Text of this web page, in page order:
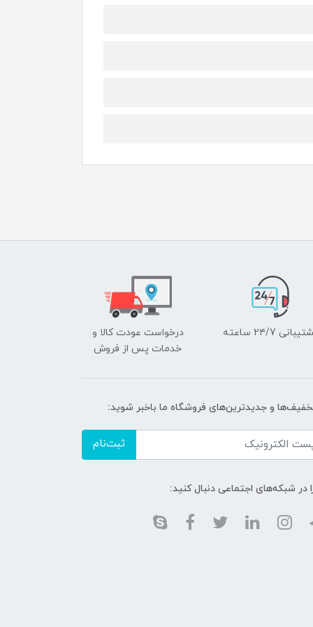
۲۴/7 ساعته
درخواست عودت کالا و
خدمات پس از فروش
و جدیدترین‌های فروشگاه ما باخبر شوید:
ثبت‌نام
در شبکه‌های اجتماعی دنبال کنید: